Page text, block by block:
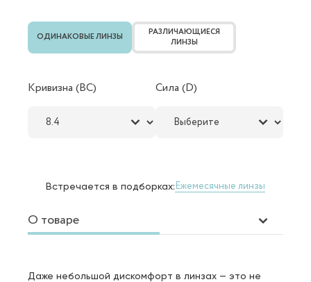
ОДИНАКОВЫЕ ЛИНЗЫ
РАЗЛИЧАЮЩИЕСЯ
ЛИНЗЫ
Кривизна (BC) Сила (D)
Встречается в подборках:Ежемесячные линзы
О товаре
Даже небольшой дискомфорт в линзах — это не